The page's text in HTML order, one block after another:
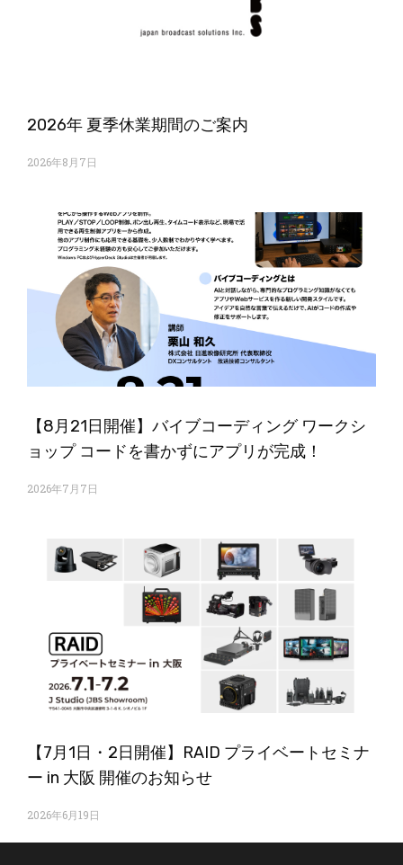
2026年 夏季休業期間のご案内
2026年8月7日
【8月21日開催】バイブコーディング ワークシ
ョップ コードを書かずにアプリが完成！
2026年7月7日
【7月1日・2日開催】RAID プライベートセミナ
ー in 大阪 開催のお知らせ
2026年6月19日